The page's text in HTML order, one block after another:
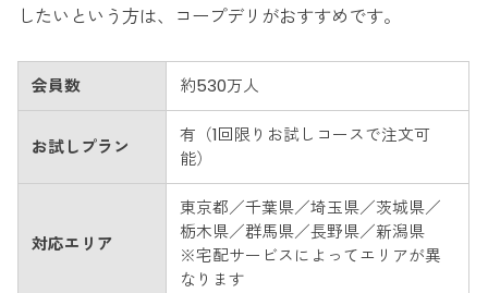
したいという方は、コープデリがおすすめです。
会員数 約530万人
お試しプラン
有（1回限りお試しコースで注文可
能）
対応エリア
東京都／千葉県／埼玉県／茨城県／
栃木県／群馬県／長野県／新潟県
※宅配サービスによってエリアが異
なります